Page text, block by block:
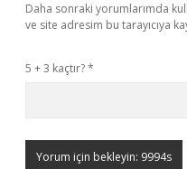
Daha sonraki yorumlarımda
ve site adresim bu tarayıcıya
5 + 3 kaçtır?*